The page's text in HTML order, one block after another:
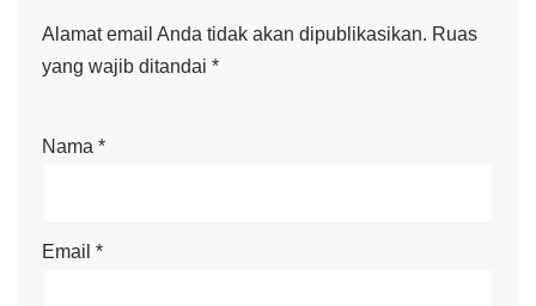
Alamat email Anda tidak akan dipublikasikan. Ruas
yang wajib ditandai *
Nama *
Email *